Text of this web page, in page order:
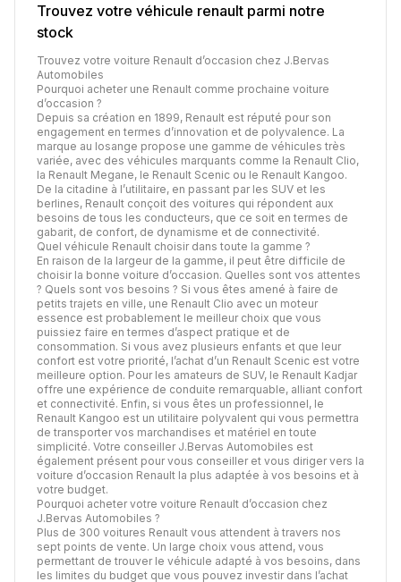
Trouvez votre véhicule renault parmi notre
stock
Trouvez votre voiture Renault d’occasion chez J.Bervas
Automobiles
Pourquoi acheter une Renault comme prochaine voiture
d’occasion ?
Depuis sa création en 1899, Renault est réputé pour son
engagement en termes d’innovation et de polyvalence. La
marque au losange propose une gamme de véhicules très
variée, avec des véhicules marquants comme la Renault Clio,
la Renault Megane, le Renault Scenic ou le Renault Kangoo.
De la citadine à l’utilitaire, en passant par les SUV et les
berlines, Renault conçoit des voitures qui répondent aux
besoins de tous les conducteurs, que ce soit en termes de
gabarit, de confort, de dynamisme et de connectivité.
Quel véhicule Renault choisir dans toute la gamme ?
En raison de la largeur de la gamme, il peut être difficile de
choisir la bonne voiture d’occasion. Quelles sont vos attentes
? Quels sont vos besoins ? Si vous êtes amené à faire de
petits trajets en ville, une Renault Clio avec un moteur
essence est probablement le meilleur choix que vous
puissiez faire en termes d’aspect pratique et de
consommation. Si vous avez plusieurs enfants et que leur
confort est votre priorité, l’achat d’un Renault Scenic est votre
meilleure option. Pour les amateurs de SUV, le Renault Kadjar
offre une expérience de conduite remarquable, alliant confort
et connectivité. Enfin, si vous êtes un professionnel, le
Renault Kangoo est un utilitaire polyvalent qui vous permettra
de transporter vos marchandises et matériel en toute
simplicité. Votre conseiller J.Bervas Automobiles est
également présent pour vous conseiller et vous diriger vers la
voiture d’occasion Renault la plus adaptée à vos besoins et à
votre budget.
Pourquoi acheter votre voiture Renault d’occasion chez
J.Bervas Automobiles ?
Plus de 300 voitures Renault vous attendent à travers nos
sept points de vente. Un large choix vous attend, vous
permettant de trouver le véhicule adapté à vos besoins, dans
les limites du budget que vous pouvez investir dans l’achat